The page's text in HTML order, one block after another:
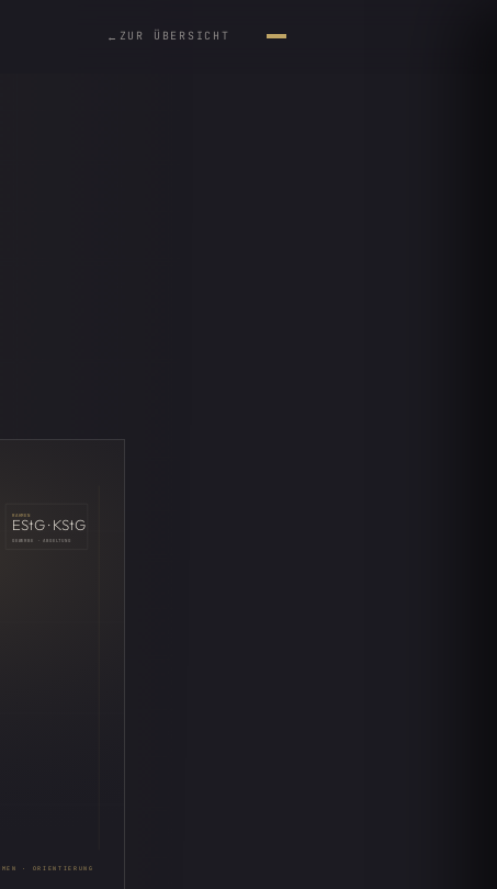
← ZUR ÜBERSICHT
RAHMEN
EStG · KStG
GEWERBE · ABGELTUNG
ÜBERSICHT · RAHMEN · ORIENTIERUNG